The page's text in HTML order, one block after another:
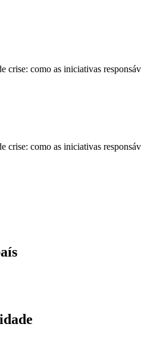
crise: como as iniciativas
crise: como as iniciativas